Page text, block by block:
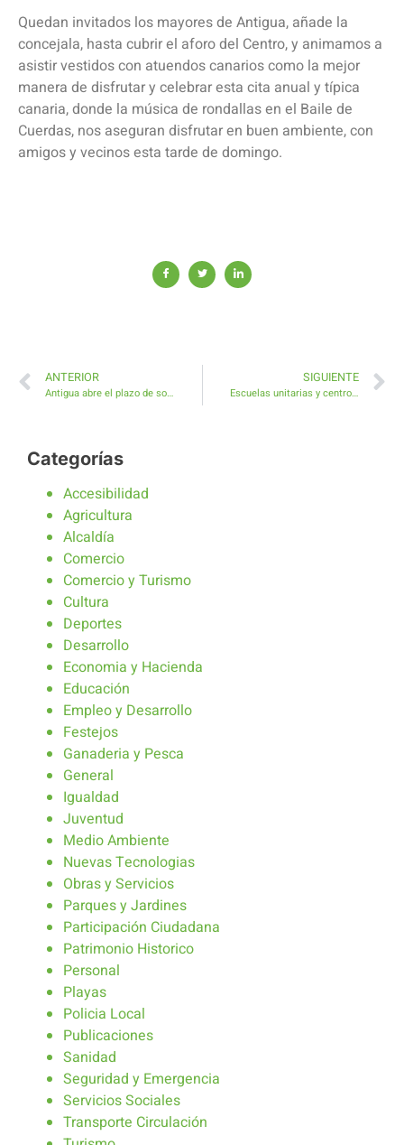
Quedan invitados los mayores de Antigua, añade la
concejala, hasta cubrir el aforo del Centro, y animamos a
asistir vestidos con atuendos canarios como la mejor
manera de disfrutar y celebrar esta cita anual y típica
canaria, donde la música de rondallas en el Baile de
Cuerdas, nos aseguran disfrutar en buen ambiente, con
amigos y vecinos esta tarde de domingo.
ANTERIOR
Antigua abre el plazo de solicitud de Subvención para asociaciones y entidades sociales sin ánimo de lucro
SIGUIENTE
Escuelas unitarias y centros de primaria celebran una jornada de convivencia estelar en la Playa de La Guirra
Categorías
Accesibilidad
Agricultura
Alcaldía
Comercio
Comercio y Turismo
Cultura
Deportes
Desarrollo
Economia y Hacienda
Educación
Empleo y Desarrollo
Festejos
Ganaderia y Pesca
General
Igualdad
Juventud
Medio Ambiente
Nuevas Tecnologias
Obras y Servicios
Parques y Jardines
Participación Ciudadana
Patrimonio Historico
Personal
Playas
Policia Local
Publicaciones
Sanidad
Seguridad y Emergencia
Servicios Sociales
Transporte Circulación